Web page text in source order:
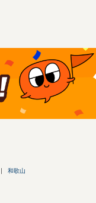
和歌山